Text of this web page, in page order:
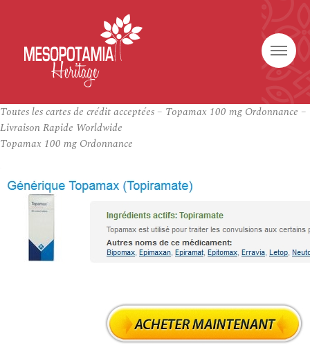
Toutes les cartes de crédit acceptées – Topamax 100 mg Ordonnance –
Livraison Rapide Worldwide
Topamax 100 mg Ordonnance